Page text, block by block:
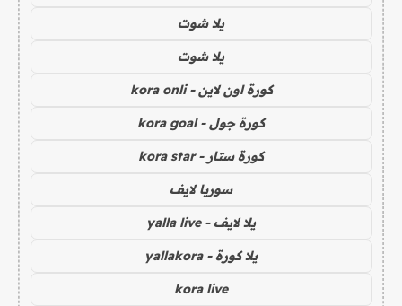
يلا شوت
يلا شوت
كورة اون لاين - kora onli
كورة جول - kora goal
كورة ستار - kora star
سوريا لايف
يلا لايف - yalla live
يلا كورة - yallakora
kora live